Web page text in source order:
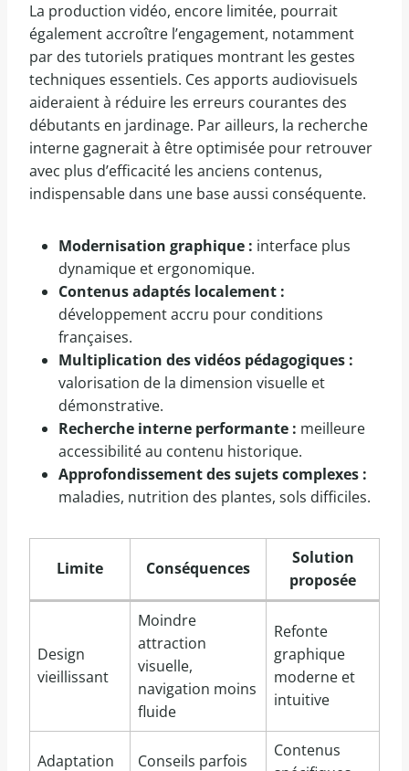
La production vidéo, encore limitée, pourrait
également accroître l’engagement, notamment
par des tutoriels pratiques montrant les gestes
techniques essentiels. Ces apports audiovisuels
aideraient à réduire les erreurs courantes des
débutants en jardinage. Par ailleurs, la recherche
interne gagnerait à être optimisée pour retrouver
avec plus d’efficacité les anciens contenus,
indispensable dans une base aussi conséquente.
Modernisation graphique : interface plus
dynamique et ergonomique.
Contenus adaptés localement :
développement accru pour conditions
françaises.
Multiplication des vidéos pédagogiques :
valorisation de la dimension visuelle et
démonstrative.
Recherche interne performante : meilleure
accessibilité au contenu historique.
Approfondissement des sujets complexes :
maladies, nutrition des plantes, sols difficiles.
Limite Conséquences
Solution
proposée
Design
vieillissant
Moindre
attraction
visuelle,
navigation moins
fluide
Refonte
graphique
moderne et
intuitive
Adaptation
Conseils parfois
Contenus